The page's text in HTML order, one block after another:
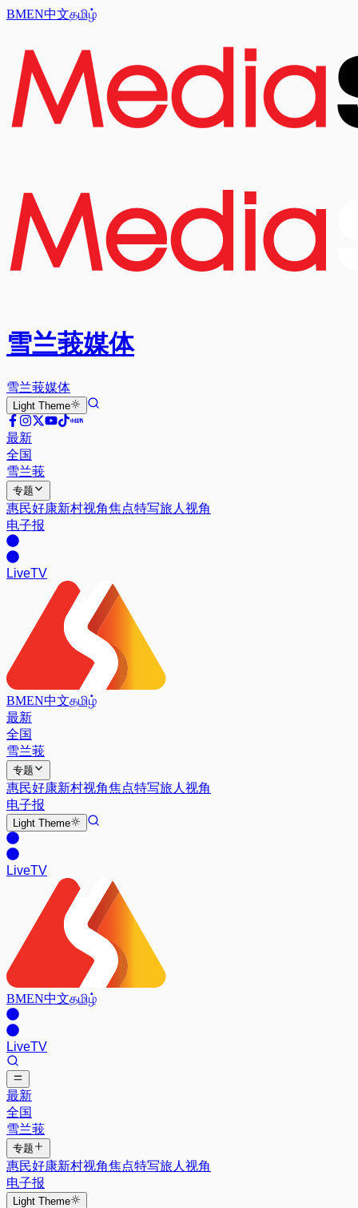
BMEN中文தமிழ்
雪兰莪媒体
雪兰莪媒体
Light Theme
最新
全国
雪兰莪
专题
惠民好康新村视角焦点特写旅人视角
电子报
LiveTV
BMEN中文தமிழ்
最新
全国
雪兰莪
专题
惠民好康新村视角焦点特写旅人视角
电子报
Light Theme
LiveTV
BMEN中文தமிழ்
LiveTV
最新
全国
雪兰莪
专题
惠民好康新村视角焦点特写旅人视角
电子报
Light Theme